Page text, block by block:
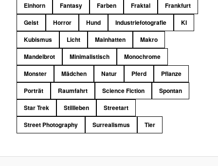
Einhorn
Fantasy Farben Fraktal
Frankfurt
Geist
Horror Hund Industriefotografie
KI
Kubismus
Licht Mainhatten
Makro
Mandelbrot
Minimalistisch
Monochrome
Monster
Mädchen Natur Pferd
Pflanze
Porträt
Raumfahrt Science Fiction
Spontan
Star Trek
Stillleben
Streetart
Street Photography
Surrealismus Tier